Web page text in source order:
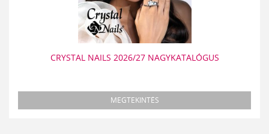
CRYSTAL NAILS 2026/27 NAGYKATALÓGUS
MEGTEKINTÉS